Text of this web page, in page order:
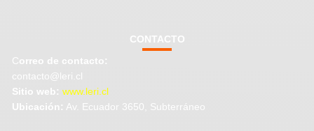
CONTACTO
C orreo de contacto:
contacto@leri.cl
Sitio web:www.leri.cl
Ubicación: Av. Ecuador 3650, Subterráneo